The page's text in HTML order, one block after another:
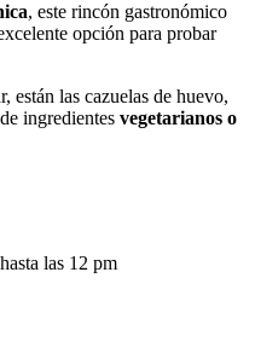
, este rincón gastronómico
opción para probar
están las cazuelas de huevo,
ingredientes vegetarianos o
las 12 pm